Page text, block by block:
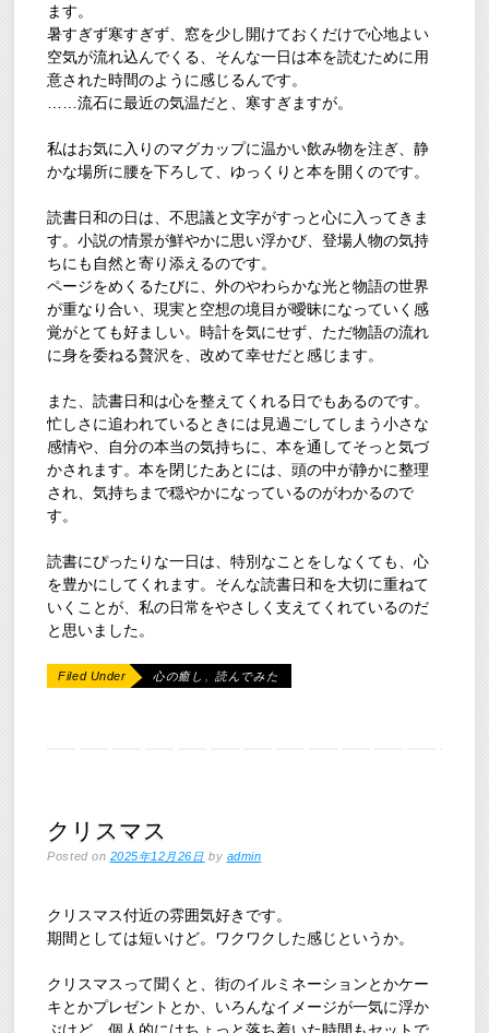
ます。
暑すぎず寒すぎず、窓を少し開けておくだけで心地よい
空気が流れ込んでくる、そんな一日は本を読むために用
意された時間のように感じるんです。
……流石に最近の気温だと、寒すぎますが。
私はお気に入りのマグカップに温かい飲み物を注ぎ、静
かな場所に腰を下ろして、ゆっくりと本を開くのです。
読書日和の日は、不思議と文字がすっと心に入ってきま
す。小説の情景が鮮やかに思い浮かび、登場人物の気持
ちにも自然と寄り添えるのです。
ページをめくるたびに、外のやわらかな光と物語の世界
が重なり合い、現実と空想の境目が曖昧になっていく感
覚がとても好ましい。時計を気にせず、ただ物語の流れ
に身を委ねる贅沢を、改めて幸せだと感じます。
また、読書日和は心を整えてくれる日でもあるのです。
忙しさに追われているときには見過ごしてしまう小さな
感情や、自分の本当の気持ちに、本を通してそっと気づ
かされます。本を閉じたあとには、頭の中が静かに整理
され、気持ちまで穏やかになっているのがわかるので
す。
読書にぴったりな一日は、特別なことをしなくても、心
を豊かにしてくれます。そんな読書日和を大切に重ねて
いくことが、私の日常をやさしく支えてくれているのだ
と思いました。
Filed Under 心の癒し 読んでみた
クリスマス
Posted on 2025年12月26日 by admin
クリスマス付近の雰囲気好きです。
期間としては短いけど。ワクワクした感じというか。
クリスマスって聞くと、街のイルミネーションとかケー
キとかプレゼントとか、いろんなイメージが一気に浮か